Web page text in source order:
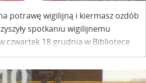
potrawę wigilijną i kiermasz ozdób
spotkaniu wigilijnemu
czwartek 18 grudnia w Bibliotece